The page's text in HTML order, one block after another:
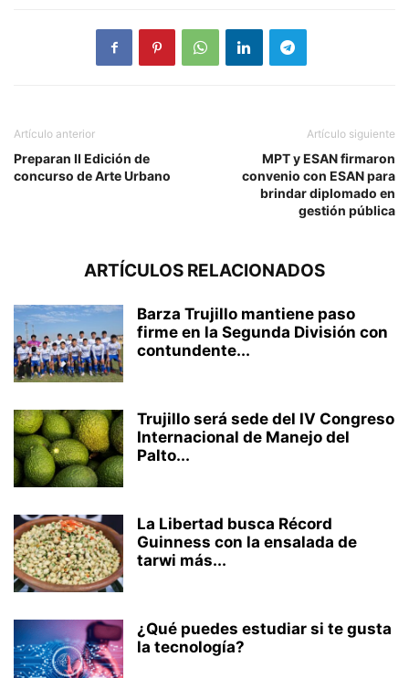
Artículo anterior
Preparan II Edición de
concurso de Arte Urbano
Artículo siguiente
MPT y ESAN firmaron
convenio con ESAN para
brindar diplomado en
gestión pública
ARTÍCULOS RELACIONADOS
Barza Trujillo mantiene paso
firme en la Segunda División con
contundente...
Trujillo será sede del IV Congreso
Internacional de Manejo del
Palto...
La Libertad busca Récord
Guinness con la ensalada de
tarwi más...
¿Qué puedes estudiar si te gusta
la tecnología?